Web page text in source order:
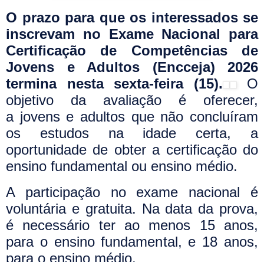
O prazo para que os interessados se
inscrevam no Exame Nacional para
Certificação de Competências de
Jovens e Adultos (Encceja) 2026
termina nesta sexta-feira (15).
O
objetivo da avaliação é oferecer,
a jovens e adultos que não concluíram
os estudos na idade certa, a
oportunidade de obter a certificação do
ensino fundamental ou ensino médio.
A participação no exame nacional é
voluntária e gratuita. Na data da prova,
é necessário ter ao menos 15 anos,
para o ensino fundamental, e 18 anos,
para o ensino médio.